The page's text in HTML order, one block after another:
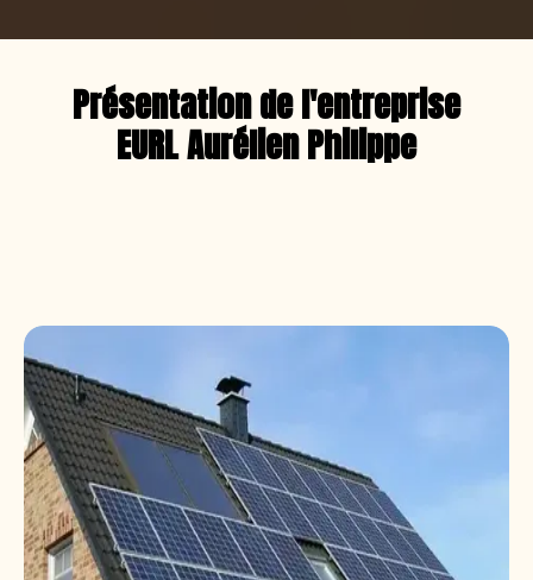
Présentation de l'entreprise
EURL Aurélien Philippe